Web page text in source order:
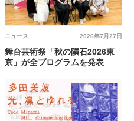
2026年7月27日
ニュース
舞台芸術祭「秋の隕石2026東
京」が全プログラムを発表